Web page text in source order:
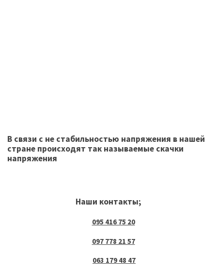
В связи с не стабильностью напряжения в нашей
стране происходят так называемые скачки
напряжения
Наши контакты;
095 416 75 20
097 778 21 57
063 179 48 47